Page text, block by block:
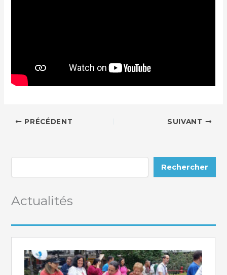
PRÉCÉDENT SUIVANT
Rechercher
Actualités